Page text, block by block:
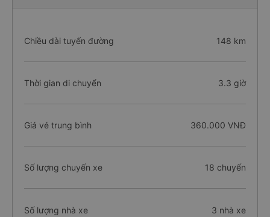
Chiều dài tuyến đường 148 km
Thời gian di chuyển 3.3 giờ
Giá vé trung bình 360.000 VNĐ
Số lượng chuyến xe 18 chuyến
Số lượng nhà xe 3 nhà xe